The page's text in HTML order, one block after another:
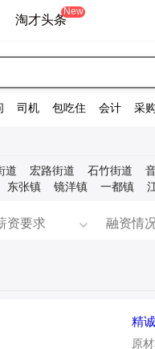
淘才头条
New
司机 包吃住 会计 采购
道 宏路街道 石竹街道
东张镇 镜洋镇 一都镇
资要求 融资情况
精
原